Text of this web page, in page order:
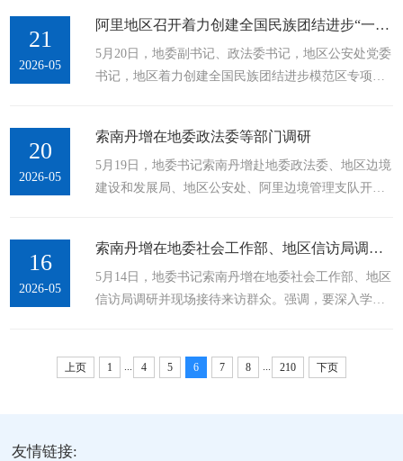
优势产业转型升级，取得显著成效。一、高位谋划，
构建品牌战略体系。 本次发布会立足阿里资源禀赋与
文化底蕴，打造以“文化为魂、生态为底、产业为基、
21
2026-05
阿里地区召开着力创建全国民族团结进步“一月一主题”活动推进会
5月20日，地委副书记、政法委书记，地区公安处党委
书记，地区着力创建全国民族团结进步模范区专项组
《着力创建全国民族团结进步模范区·阿里实践》增刊
策划方案及目录，听取第一季度全国民族团结进步“一
月一主题”活动开展情况。地委宣传部，地区教育局、
风、...
20
2026-05
索南丹增在地委政法委等部门调研
5月19日，地委书记索南丹增赴地委政法委、地区边境
建设和发展局、地区公安处、阿里边境管理支队开展
位、强化责任担当，以更高标准、更实举措筑牢国家
安全屏障，全力护航阿里长治久安和高质量发展。走
进各单位相关业务科室，索南丹增与政法干警、干部
16
2026-05
索南丹增在地委社会工作部、地区信访局调研并接待来访群众
5月14日，地委书记索南丹增在地委社会工作部、地区
信访局调研并现场接待来访群众。强调，要深入学习
原“西部明珠”提供有力保障。在地委社会工作部，索
上页 1 4 5 6 7 8 210 下页
友情链接: